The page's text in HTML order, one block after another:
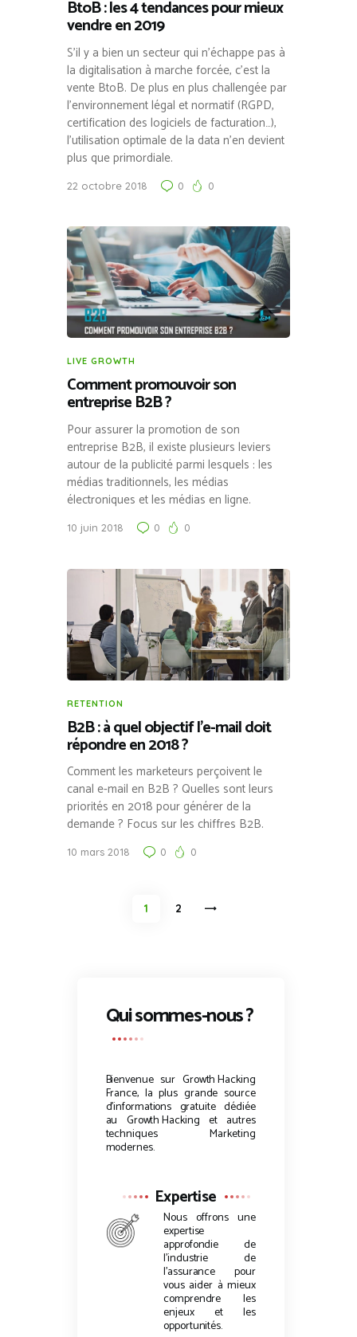
BtoB : les 4 tendances pour mieux
vendre en 2019
S’il y a bien un secteur qui n’échappe pas à
la digitalisation à marche forcée, c’est la
vente BtoB. De plus en plus challengée par
l’environnement légal et normatif (RGPD,
certification des logiciels de facturation…),
l’utilisation optimale de la data n’en devient
plus que primordiale.
22 octobre 2018 0 0
LIVE GROWTH
Comment promouvoir son
entreprise B2B ?
Pour assurer la promotion de son
entreprise B2B, il existe plusieurs leviers
autour de la publicité parmi lesquels : les
médias traditionnels, les médias
électroniques et les médias en ligne.
10 juin 2018 0 0
RETENTION
B2B : à quel objectif l’e-mail doit
répondre en 2018 ?
Comment les marketeurs perçoivent le
canal e-mail en B2B ? Quelles sont leurs
priorités en 2018 pour générer de la
demande ? Focus sur les chiffres B2B.
10 mars 2018 0 0
PaginationPAGE
1 PAGE
2
Qui sommes-nous ?
Bienvenue sur Growth Hacking
France, la plus grande source
d’informations gratuite dédiée
au Growth Hacking et autres
techniques Marketing
modernes.
Expertise
Nous offrons une
expertise
approfondie de
l’industrie de
l’assurance pour
vous aider à mieux
comprendre les
enjeux et les
opportunités.